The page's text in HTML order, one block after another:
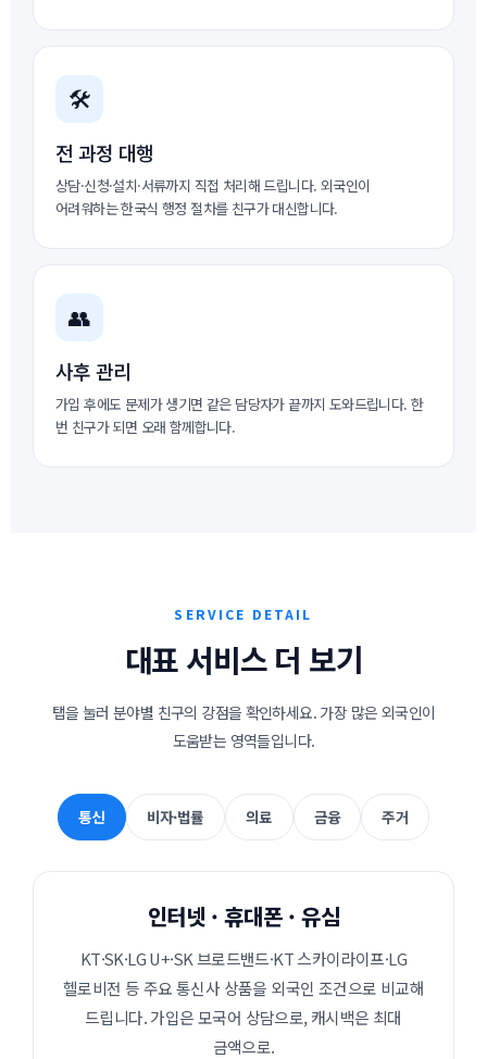
🛠
전 과정 대행
상담·신청·설치·서류까지 직접 처리해 드립니다. 외국인이
어려워하는 한국식 행정 절차를 친구가 대신합니다.
👥
사후 관리
가입 후에도 문제가 생기면 같은 담당자가 끝까지 도와드립니다. 한
번 친구가 되면 오래 함께합니다.
SERVICE DETAIL
대표 서비스 더 보기
탭을 눌러 분야별 친구의 강점을 확인하세요. 가장 많은 외국인이
도움받는 영역들입니다.
통신 비자·법률 의료 금융 주거
인터넷 · 휴대폰 · 유심
KT·SK·LG U+·SK 브로드밴드·KT 스카이라이프·LG
헬로비전 등 주요 통신사 상품을 외국인 조건으로 비교해
드립니다. 가입은 모국어 상담으로, 캐시백은 최대
금액으로.